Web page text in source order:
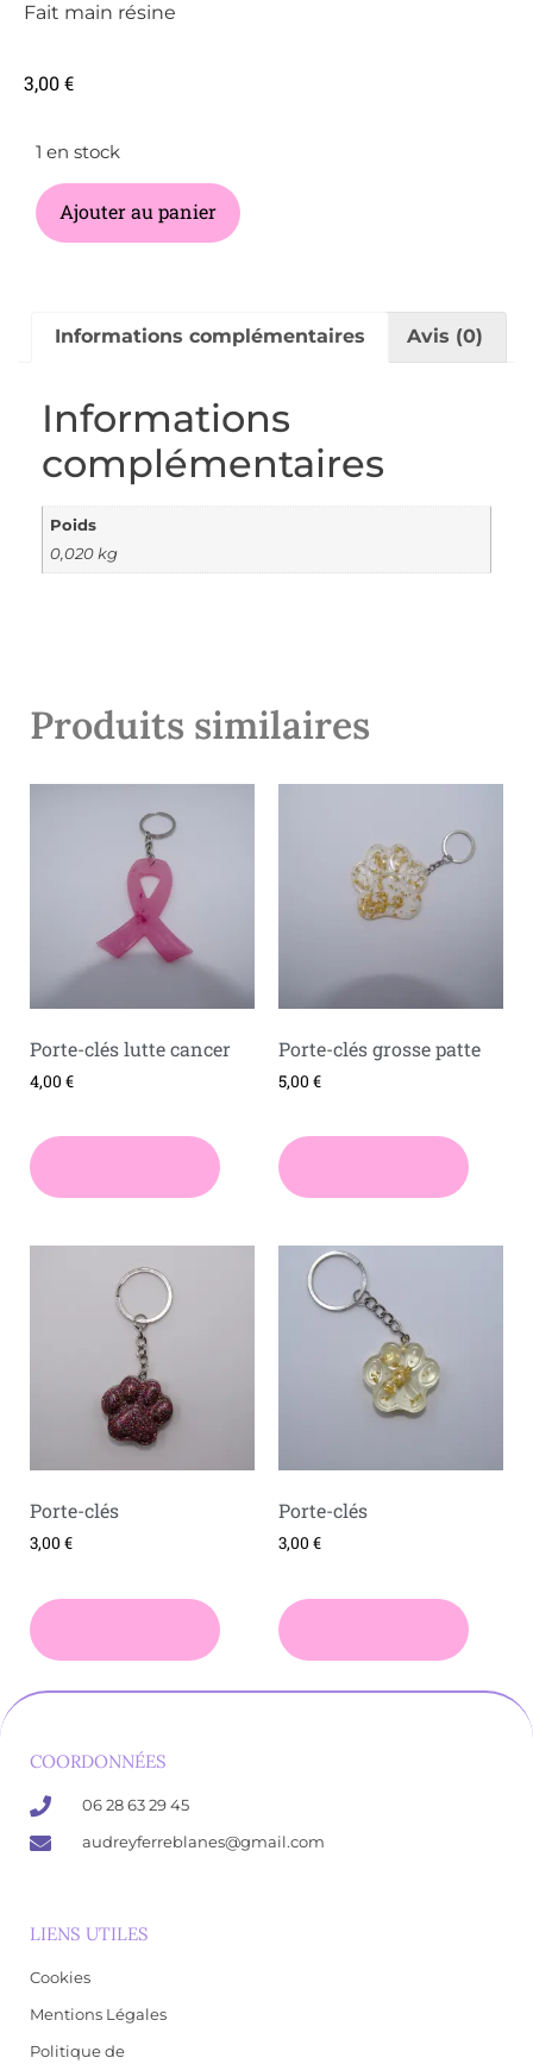
Fait main résine
3,00€
1 en stock
Ajouter au panier
Informations complémentaires Avis (0)
Informations
complémentaires
Poids
0,020 kg
Produits similaires
Porte-clés lutte cancer
4,00 €
Porte-clés grosse patte
5,00 €
Porte-clés
3,00 €
Porte-clés
3,00 €
COORDONNÉES
06 28 63 29 45
audreyferreblanes@gmail.com
LIENS UTILES
Cookies
Mentions Légales
Politique de